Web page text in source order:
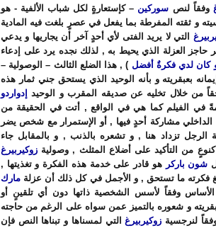
وفقاً لنص سوركين – كإستعارةٍ لكل شباب الألفية - هو
و ثقته المفرطة بما يفعل في عصرٍ بلغت فيه المادية
التي لا يريد الفتى لأي أحدٍ آخر أن يجاريها و يدعي
حاجز العزلة الذي يحيط به , لذلك نجده يرد على إدعاء
كان لدي فكرةٌ أفضل ) , هذا الضلع الثالث – الوصولية –
بعبقريته و بأنه الوحيد الذي يستحق جني ثمار هذه
من خلال تخليه عن صديقه المقرب و الوحيد إدواردو
في الفيلم كما هي في الواقع , أتت في الحقيقة من
الداخلي مشاركة أحدٍ فيها , أو الإستمرار مع شخص يضر
تزداد هنا , و تشعره بالذنب , و بالمقابل جاء
كنوعٍ من التأكيد على أضلاع المثلث , وصولية زوكيربيرغ
شون باركر هو قادر على خدمة هذه الفكرة و تغذيتها ,
فكرته ما تستحق , و الأجمل في كل ذلك أن عزلة مارك
الأساس وفقاً لأسس الشخصية ذاتها دون أي تلقينٍ أو
و شعوره بالتميز عمن سواه على الرغم من حاجته
لنرجسية زوكيربيرغالتي لمسناها و تبناها النص فإن